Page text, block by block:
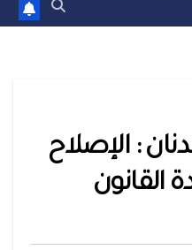
: الإصلاح
القانون